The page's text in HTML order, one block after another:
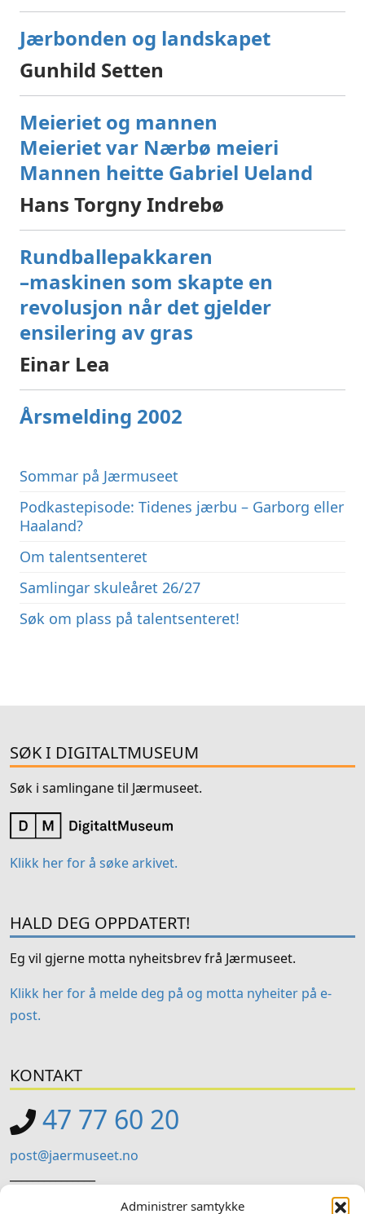
Administrer samtykke
Jærbonden og landskapet
Gunhild Setten
Meieriet og mannen
Meieriet var Nærbø meieri
Mannen heitte Gabriel Ueland
Hans Torgny Indrebø
Rundballepakkaren
–maskinen som skapte en
revolusjon når det gjelder
ensilering av gras
Einar Lea
Årsmelding 2002
Sommar på Jærmuseet
Podkastepisode: Tidenes jærbu – Garborg eller
Haaland?
Om talentsenteret
Samlingar skuleåret 26/27
Søk om plass på talentsenteret!
SØK I DIGITALTMUSEUM
Søk i samlingane til Jærmuseet.
Klikk her for å søke arkivet.
HALD DEG OPPDATERT!
Eg vil gjerne motta nyheitsbrev frå Jærmuseet.
Klikk her for å melde deg på og motta nyheiter på e-
post.
KONTAKT
47 77 60 20
post@jaermuseet.no